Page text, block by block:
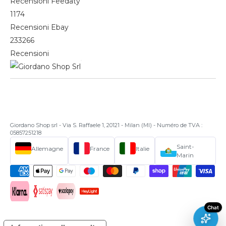
1174
Recensioni Ebay
233266
Recensioni
Giordano Shop srl - Via S. Raffaele 1, 20121 - Milan (MI) - Numéro de TVA :
05857251218
Allemagne France Italie
Saint-
Marin